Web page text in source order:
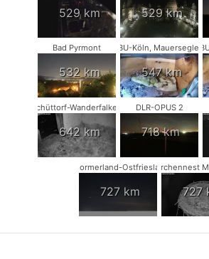
529 km 529 km
Bad Pyrmont
532 km
NABU-Köln, Mauersegler
547 km
Schüttorf-Wanderfalken
642 km
DLR-OPUS 2
718 km
Moormerland-Ostfriesland
727 km
Storchennest
727